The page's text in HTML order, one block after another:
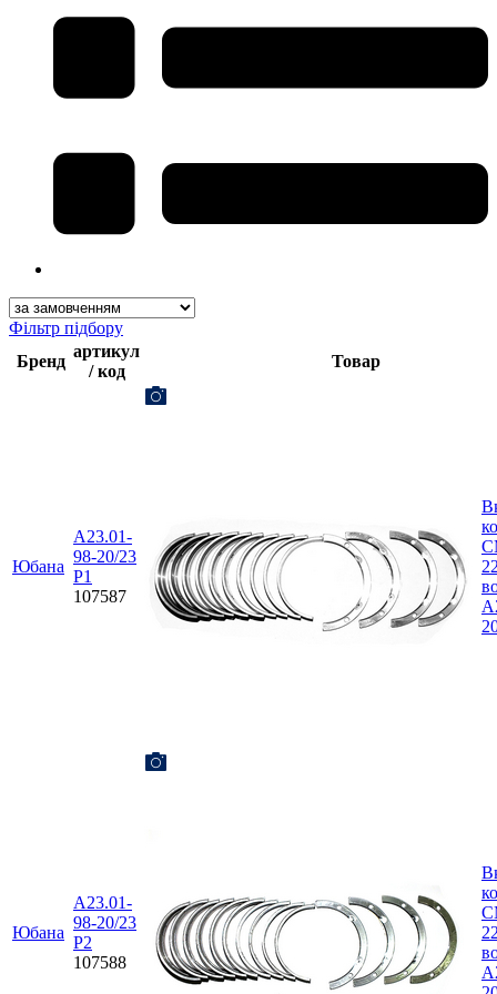
Фільтр підбору
Бренд
артикул
/ код
Товар
Юбана
А23.01-
98-20/23
Р1
107587
Юбана
А23.01-
98-20/23
Р2
107588